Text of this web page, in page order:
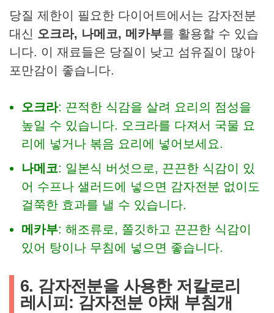
당질 제한이 필요한 다이어트에서는 감자전분
대신 오크라, 나메코, 메카부를 활용할 수 있습
니다. 이 재료들은 당질이 낮고 섬유질이 많아
포만감이 좋습니다.
오크라: 끈적한 식감을 살려 요리의 점성을
높일 수 있습니다. 오크라를 다져서 국물 요
리에 넣거나 볶음 요리에 넣어보세요.
나메코: 일본식 버섯으로, 끈끈한 식감이 있
어 수프나 샐러드에 넣으면 감자전분 없이도
걸쭉한 효과를 낼 수 있습니다.
메카부: 해조류로, 쫄깃하고 끈끈한 식감이
있어 탕이나 무침에 넣으면 좋습니다.
6. 감자전분을 사용한 저칼로리
레시피: 감자전분 야채 부침개